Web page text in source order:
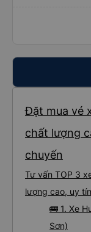
Đặt mua vé
chất lượng
chuyến
Tư vấn TOP 3
lượng cao, uy
🚌 1. Xe
Sơn)